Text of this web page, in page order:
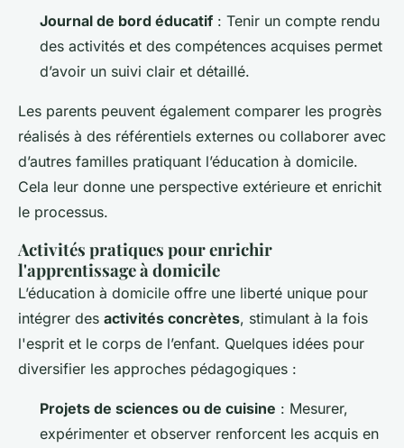
Journal de bord éducatif : Tenir un compte rendu
des activités et des compétences acquises permet
d’avoir un suivi clair et détaillé.
Les parents peuvent également comparer les progrès
réalisés à des référentiels externes ou collaborer avec
d’autres familles pratiquant l’éducation à domicile.
Cela leur donne une perspective extérieure et enrichit
le processus.
Activités pratiques pour enrichir
l'apprentissage à domicile
L’éducation à domicile offre une liberté unique pour
intégrer des activités concrètes, stimulant à la fois
l'esprit et le corps de l’enfant. Quelques idées pour
diversifier les approches pédagogiques :
Projets de sciences ou de cuisine : Mesurer,
expérimenter et observer renforcent les acquis en